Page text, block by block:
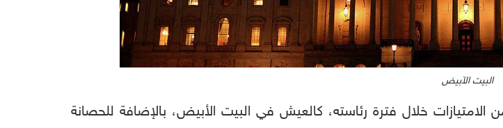
البيت الآبيض
الامتيازات خلال فترة رئاسته، كالعيش في البيت الأبيض، بالإضافة للحصانة